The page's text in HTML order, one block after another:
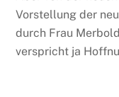
Vorstellung der
durch Frau
verspricht ja